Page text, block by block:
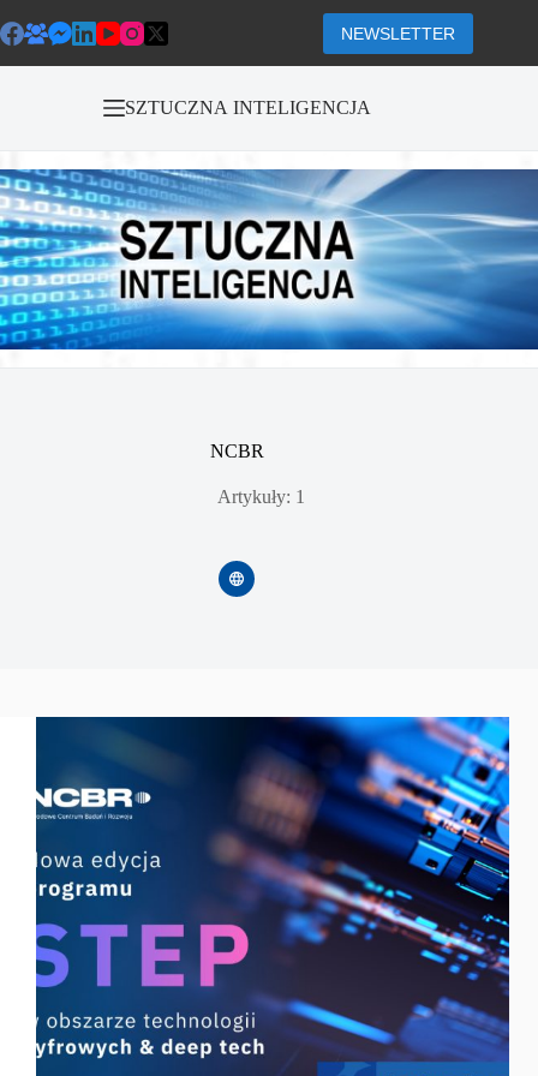
do
treści
NEWSLETTER
SZTUCZNA INTELIGENCJA
NCBR
Artykuły: 1